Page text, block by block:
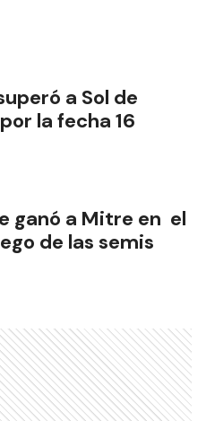
a Sol de
la fecha 16
ganó a Mitre en el
de las semis